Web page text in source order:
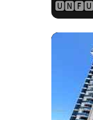
More